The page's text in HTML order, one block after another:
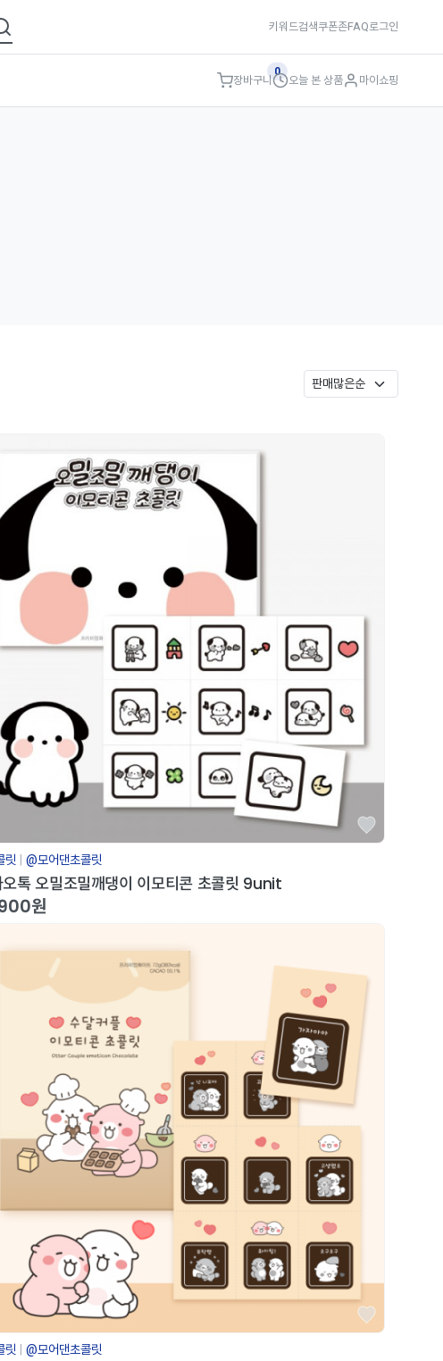
키워드검색쿠폰존FAQ로그인
장바구니
0
오늘 본 상품 마이쇼핑
릿 @모어댄초콜릿
오톡 오밀조밀깨댕이 이모티콘 초콜릿 9unit
원
릿 @모어댄초콜릿